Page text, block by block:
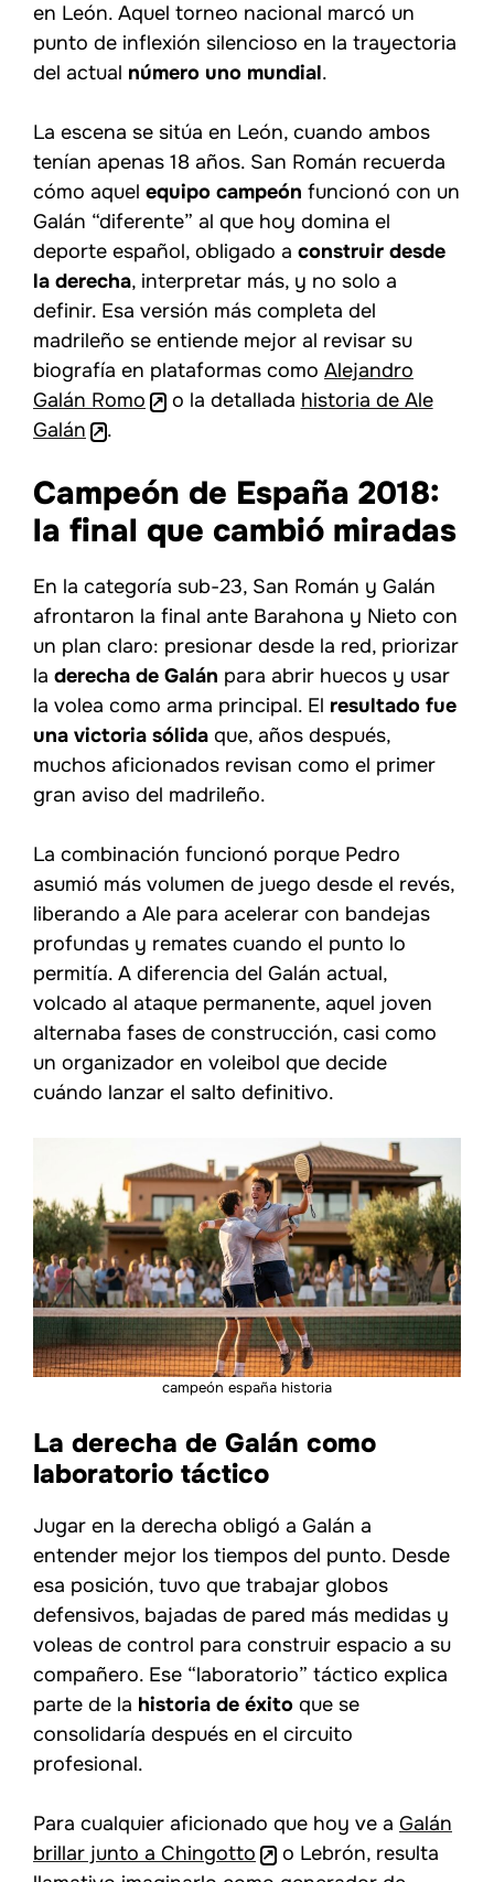
en León. Aquel torneo nacional marcó un
punto de inflexión silencioso en la trayectoria
del actual número uno mundial.
La escena se sitúa en León, cuando ambos
tenían apenas 18 años. San Román recuerda
cómo aquel equipo campeón funcionó con un
Galán “diferente” al que hoy domina el
deporte español, obligado a construir desde
la derecha, interpretar más, y no solo a
definir. Esa versión más completa del
madrileño se entiende mejor al revisar su
biografía en plataformas como Alejandro
Galán Romo
o la detallada historia de Ale
Galán
.
Campeón de España 2018:
la final que cambió miradas
En la categoría sub-23, San Román y Galán
afrontaron la final ante Barahona y Nieto con
un plan claro: presionar desde la red, priorizar
la derecha de Galán para abrir huecos y usar
la volea como arma principal. El resultado fue
una victoria sólida que, años después,
muchos aficionados revisan como el primer
gran aviso del madrileño.
La combinación funcionó porque Pedro
asumió más volumen de juego desde el revés,
liberando a Ale para acelerar con bandejas
profundas y remates cuando el punto lo
permitía. A diferencia del Galán actual,
volcado al ataque permanente, aquel joven
alternaba fases de construcción, casi como
un organizador en voleibol que decide
cuándo lanzar el salto definitivo.
campeón españa historia
La derecha de Galán como
laboratorio táctico
Jugar en la derecha obligó a Galán a
entender mejor los tiempos del punto. Desde
esa posición, tuvo que trabajar globos
defensivos, bajadas de pared más medidas y
voleas de control para construir espacio a su
compañero. Ese “laboratorio” táctico explica
parte de la historia de éxito que se
consolidaría después en el circuito
profesional.
Para cualquier aficionado que hoy ve a Galán
brillar junto a Chingotto
o Lebrón, resulta